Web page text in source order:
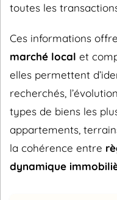
toutes les
Ces informations
marché local et
elles permettent
recherchés,
types de biens les
appartements,
la cohérence entre
dynamique